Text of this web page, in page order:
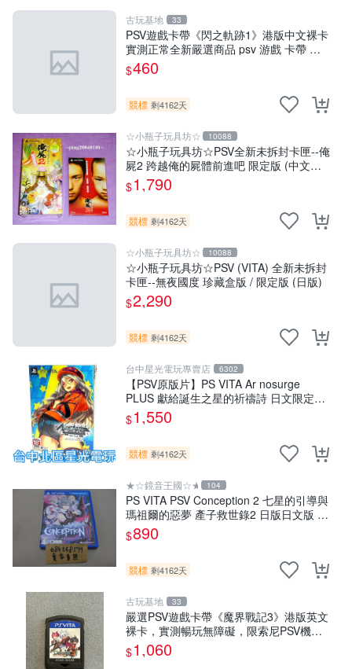
古玩基地 33
PSV遊戲卡帶《閃之軌跡1》港版中文裸卡
實測正常全新嚴選商品 psv 游戲 卡帶 閃
之軌跡
$460
競標 剩4162天
☆小瓶子玩具坊☆ 10088
☆小瓶子玩具坊☆PSV全新未拆封卡匣--俺
屍2 跨越俺的屍體前進吧 限定版 (中文
版)+特典--漫畫特輯
$1,790
競標 剩4162天
☆小瓶子玩具坊☆ 10088
☆小瓶子玩具坊☆PSV (VITA) 全新未拆封
卡匣--無夜國度 珍藏盒版 / 限定版 (日版)
$2,290
競標 剩4162天
台中星光電玩專賣店 6302
【PSV原版片】PS VITA Ar nosurge
PLUS 獻給誕生之星的祈禱詩 日文限定版
全新品【台中星光】
$1,550
競標 剩4162天
★☆鏡音王國☆★ 104
PS VITA PSV Conception 2 七星的引導與
瑪祖爾的惡夢 產子救世錄2 日版日文版 純
日版 二手良品
$890
競標 剩4162天
古玩基地 33
嚴選PSV遊戲卡帶《魔界戰記3》港版英文
裸卡，實測暢玩無障礙，限索尼PSV機器
運行 psv 港版 魔界戰記3
$1,060